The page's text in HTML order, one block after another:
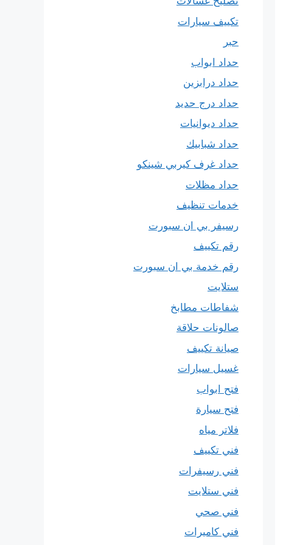
تكييف سيارات
حبر
حداد ابواب
حداد درابزين
حداد درج حديد
حداد ديوانيات
حداد شبابيك
حداد غرف كيربي شينكو
حداد مظلات
خدمات تنظيف
رسيفر بي ان سبورت
رقم تكييف
رقم خدمة بي ان سبورت
ستلايت
شفاطات مطابخ
صالونات حلاقة
صيانة تكييف
غسيل سيارات
فتح ابواب
فتح سيارة
فلاتر مياه
فني تكييف
فني رسيفرات
فني ستلايت
فني صحي
فني كاميرات